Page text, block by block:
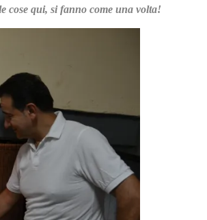
cose qui, si fanno come una volta!